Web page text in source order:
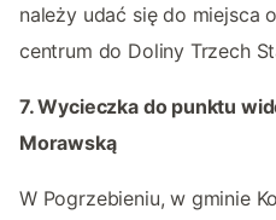
należy udać się do miejsca
centrum do Doliny Trzech
7. Wycieczka do punktu
Morawską
W Pogrzebieniu, w gminie